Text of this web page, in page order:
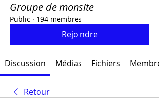
Groupe de monsite
Public · 194 membres
Rejoindre
Discussion Médias Fichiers
Retour